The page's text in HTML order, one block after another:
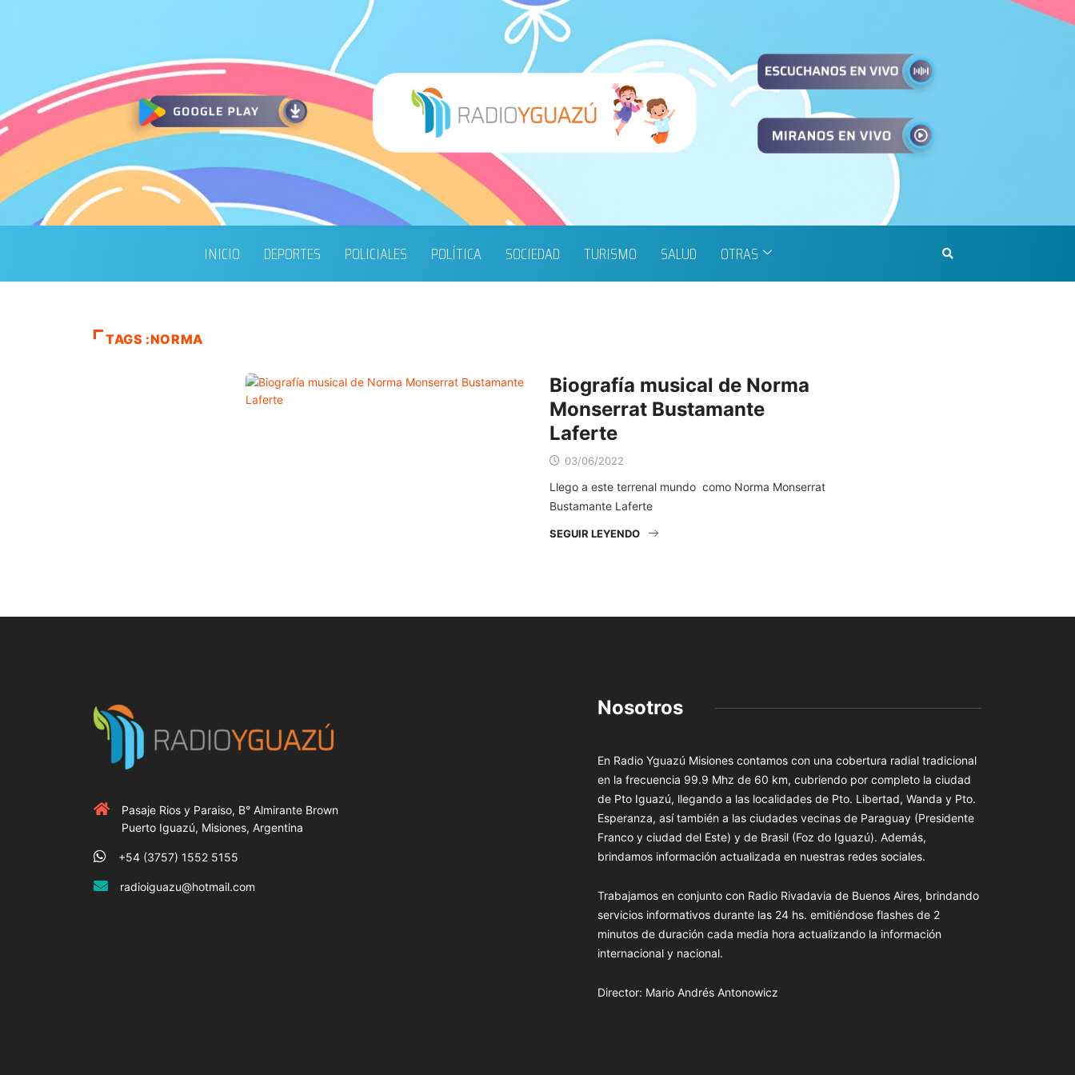
INICIO DEPORTES POLICIALES POLÍTICA SOCIEDAD TURISMO SALUD OTRAS
TAGS :NORMA
Biografía musical de Norma
Monserrat Bustamante
Laferte
03/06/2022
Llego a este terrenal mundo como Norma Monserrat
Bustamante Laferte
SEGUIR LEYENDO
Pasaje Rios y Paraiso, B° Almirante Brown
Puerto Iguazú, Misiones, Argentina
+54 (3757) 1552 5155
radioiguazu@hotmail.com
Nosotros
En Radio Yguazú Misiones contamos con una cobertura radial tradicional
en la frecuencia 99.9 Mhz de 60 km, cubriendo por completo la ciudad
de Pto Iguazú, llegando a las localidades de Pto. Libertad, Wanda y Pto.
Esperanza, así también a las ciudades vecinas de Paraguay (Presidente
Franco y ciudad del Este) y de Brasil (Foz do Iguazú). Además,
brindamos información actualizada en nuestras redes sociales.
Trabajamos en conjunto con Radio Rivadavia de Buenos Aires, brindando
servicios informativos durante las 24 hs. emitiéndose flashes de 2
minutos de duración cada media hora actualizando la información
internacional y nacional.
Director: Mario Andrés Antonowicz